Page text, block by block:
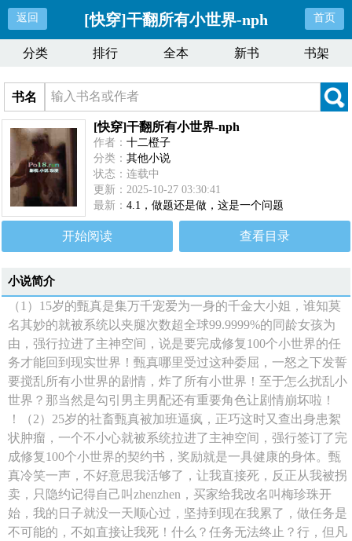
返回 [快穿]干翻所有小世界-nph 首页
分类 排行 全本 新书 书架
书名
[快穿]干翻所有小世界-nph
作者：十二橙子
分类：其他小说
状态：连载中
更新：2025-10-27 03:30:41
最新：4.1，做题还是做，这是一个问题
开始阅读 查看目录
小说简介
（1）15岁的甄真是集万千宠爱为一身的千金大小姐，谁知莫
名其妙的就被系统以夹腿次数超全球99.9999%的同龄女孩为
由，强行拉进了主神空间，说是要完成修复100个小世界的任
务才能回到现实世界！甄真哪里受过这种委屈，一怒之下发誓
要搅乱所有小世界的剧情，炸了所有小世界！至于怎么扰乱小
世界？那当然是勾引男主男配还有重要角色让剧情崩坏啦！
！（2）25岁的社畜甄真被加班逼疯，正巧这时又查出身患絮
状肿瘤，一个不小心就被系统拉进了主神空间，强行签订了完
成修复100个小世界的契约书，奖励就是一具健康的身体。甄
真冷笑一声，不好意思我活够了，让我直接死，反正从我被拐
卖，只隐约记得自己叫zhenzhen，买家给我改名叫梅珍珠开
始，我的日子就没一天顺心过，坚持到现在我累了，做任务是
不可能的，不如直接让我死！什么？任务无法终止？行，但凡